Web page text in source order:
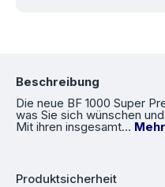
Beschreibung
Die neue BF 1000 Super
was Sie sich wünschen
Mit ihren insgesamt… Mehr
Produktsicherheit